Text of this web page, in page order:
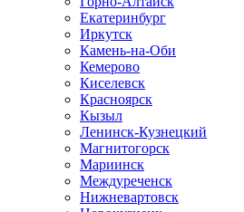
Екатеринбург
Иркутск
Камень-на-Оби
Кемерово
Киселевск
Красноярск
Кызыл
Ленинск-Кузнецкий
Магнитогорск
Мариинск
Междуреченск
Нижневартовск